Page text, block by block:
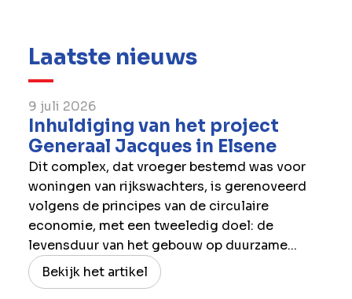
Laatste nieuws
9 juli 2026
Inhuldiging van het project
Generaal Jacques in Elsene
Dit complex, dat vroeger bestemd was voor
woningen van rijkswachters, is gerenoveerd
volgens de principes van de circulaire
economie, met een tweeledig doel: de
levensduur van het gebouw op duurzame...
Bekijk het artikel